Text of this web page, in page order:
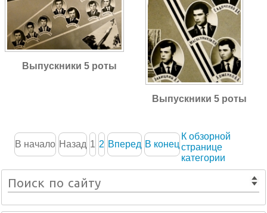
Выпускники 5 роты
Выпускники 5 роты
В начало Назад 1 2 Вперед В конец
К обзорной
странице
категории
Поиск по сайту